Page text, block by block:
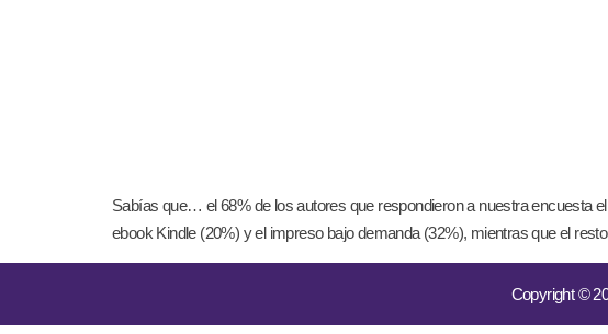
Sabías que… el 68% de los autores que respondieron a nuestra encuesta
ebook Kindle (20%) y el impreso bajo demanda (32%), mientras que el
Copyright ©